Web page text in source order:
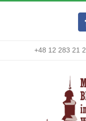
+48 12 283 21